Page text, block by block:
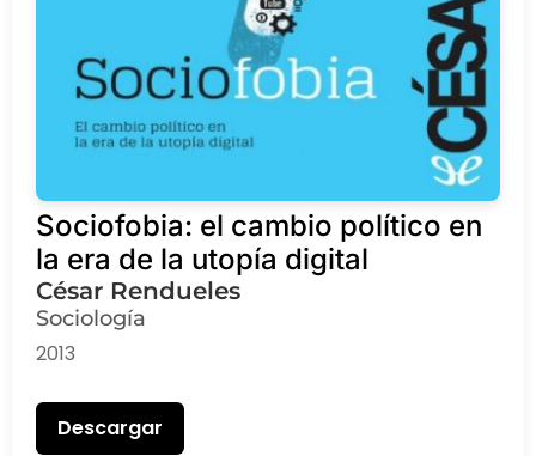
Sociofobia: el cambio político en
la era de la utopía digital
César Rendueles
Sociología
2013
Descargar